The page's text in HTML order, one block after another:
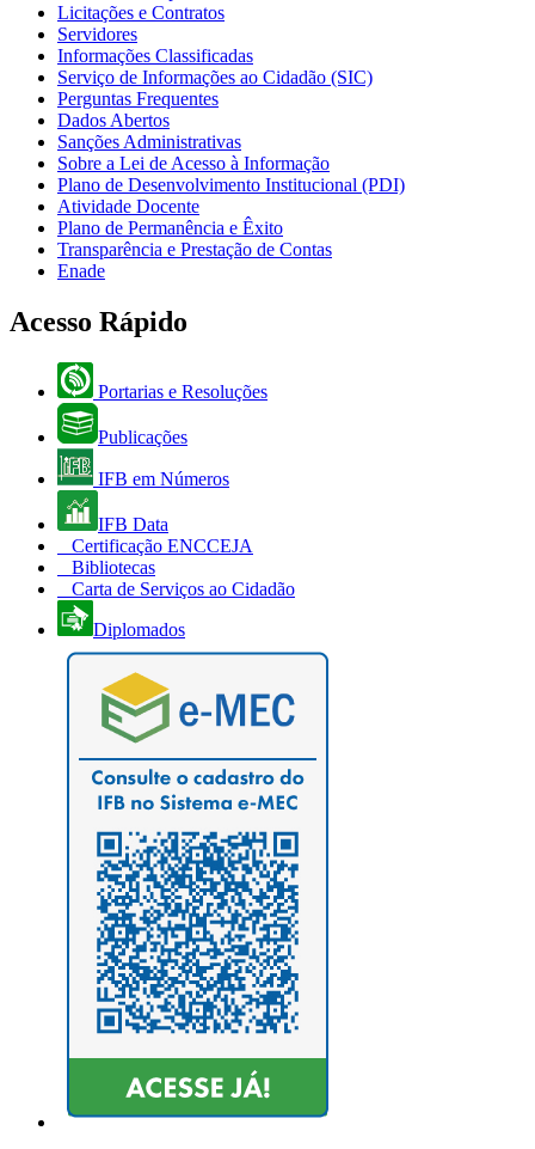
Licitações e Contratos
Servidores
Informações Classificadas
Serviço de Informações ao Cidadão (SIC)
Perguntas Frequentes
Dados Abertos
Sanções Administrativas
Sobre a Lei de Acesso à Informação
Plano de Desenvolvimento Institucional (PDI)
Atividade Docente
Plano de Permanência e Êxito
Transparência e Prestação de Contas
Enade
Acesso Rápido
Portarias e Resoluções
Publicações
IFB em Números
IFB Data
Certificação ENCCEJA
Bibliotecas
Carta de Serviços ao Cidadão
Diplomados